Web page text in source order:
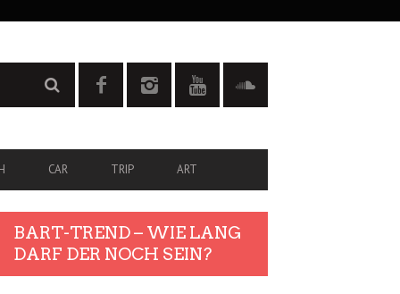
CAR TRIP ART
BART-TREND – WIE LANG
DARF DER NOCH SEIN?